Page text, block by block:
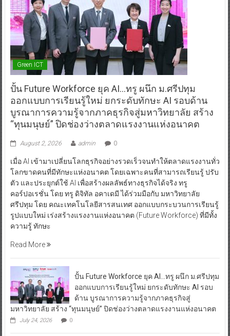
Green ICT
ปั้น Future Workforce ยุค AI…ทรู ผนึก ม.ศรีปทุม
ออกแบบการเรียนรู้ใหม่ ยกระดับทักษะ AI รอบด้าน
บูรณาการความรู้จากภาคธุรกิจสู่มหาวิทยาลัย สร้าง
“ทุนมนุษย์” ปิดช่องว่างตลาดแรงงานแห่งอนาคต
August 2, 2026 admin 0
เมื่อ AI เข้ามาเปลี่ยนโลกธุรกิจอย่างรวดเร็วจนทำให้ตลาดแรงงานทั่ว
โลกขาดคนที่มีทักษะแห่งอนาคต โดยเฉพาะคนที่สามารถเรียนรู้ ปรับ
ตัว และประยุกต์ใช้ AI เพื่อสร้างผลลัพธ์ทางธุรกิจได้จริง ทรู
คอร์ปอเรชั่น โดย ทรู ดิจิทัล อคาเดมี ได้ร่วมมือกับ มหาวิทยาลัย
ศรีปทุม โดย คณะเทคโนโลยีสารสนเทศ ออกแบบกระบวนการเรียนรู้
รูปแบบใหม่ เร่งสร้างแรงงานแห่งอนาคต (Future Workforce) ที่มีทั้ง
ความรู้ ทักษะ
Read More
ปั้น Future Workforce ยุค AI…ทรู ผนึก ม.ศรีปทุม
ออกแบบการเรียนรู้ใหม่ ยกระดับทักษะ AI รอบ
ด้าน บูรณาการความรู้จากภาคธุรกิจสู่
มหาวิทยาลัย สร้าง “ทุนมนุษย์” ปิดช่องว่างตลาดแรงงานแห่งอนาคต
July 24, 2026 0